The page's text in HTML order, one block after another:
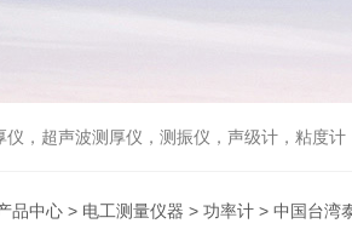
仪，超声波测厚仪，测振仪，声级计，粘度计
品中心 > 电工测量仪器 > 功率计 > 中国台湾